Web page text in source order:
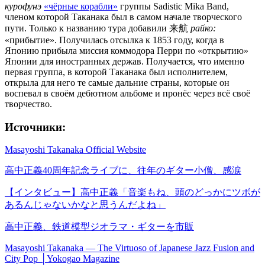
курофунэ «чёрные корабли» группы Sadistic Mika Band,
членом которой Таканака был в самом начале творческого
пути. Только к названию тура добавили 来航 райко:
«прибытие». Получилась отсылка к 1853 году, когда в
Японию прибыла миссия коммодора Перри по «открытию»
Японии для иностранных держав. Получается, что именно
первая группа, в которой Таканака был исполнителем,
открыла для него те самые дальние страны, которые он
воспевал в своём дебютном альбоме и пронёс через всё своё
творчество.
Источники:
Masayoshi Takanaka Official Website
高中正義40周年記念ライブに、往年のギター小僧、感涙
【インタビュー】高中正義「音楽もね、頭のどっかにツボが
あるんじゃないかなと思うんだよね」
高中正義、鉄道模型ジオラマ・ギターを市販
Masayoshi Takanaka — The Virtuoso of Japanese Jazz Fusion and
City Pop │Yokogao Magazine